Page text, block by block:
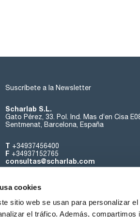
cookies
sitio web se usan para personalizar
el tráfico. Además,
Suscríbete a la Newsletter
Scharlab S.L.
Gato Pérez, 33. Pol. Ind. Mas d’en Cisa
Sentmenat, Barcelona, España
T +34937456400
F +34937152765
consultas@scharlab.com